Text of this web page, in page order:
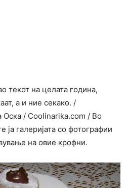
текот на целата година,
а и ние секако. /
Оска / Coolinarika.com / Во
галеријата со фотографии
на овие крофни.